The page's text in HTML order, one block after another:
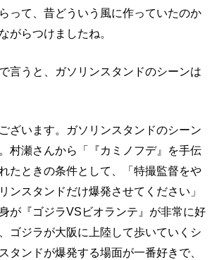
って、昔どういう風に作っていたのか
がらつけましたね。
言うと、ガソリンスタンドのシーンは
ざいます。ガソリンスタンドのシーン
村瀬さんから「『カミノフデ』を手伝
たときの条件として、「特撮監督をや
ンスタンドだけ爆発させてください」
が『ゴジラVSビオランテ』が非常に好
ゴジラが大阪に上陸して歩いていくシ
タンドが爆発する場面が一番好きで、